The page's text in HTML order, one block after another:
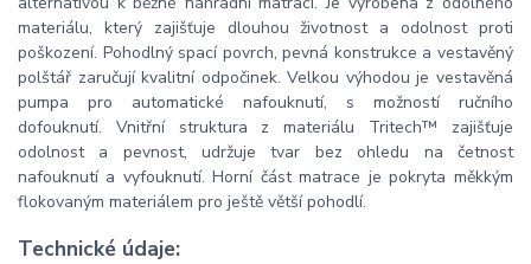
materiálu, který zajišťuje dlouhou životnost a odolnost proti
poškození. Pohodlný spací povrch, pevná konstrukce a vestavěný
polštář zaručují kvalitní odpočinek. Velkou výhodou je vestavěná
pumpa pro automatické nafouknutí, s možností ručního
dofouknutí. Vnitřní struktura z materiálu Tritech™ zajišťuje
odolnost a pevnost, udržuje tvar bez ohledu na četnost
nafouknutí a vyfouknutí. Horní část matrace je pokryta měkkým
flokovaným materiálem pro ještě větší pohodlí.
Technické údaje: